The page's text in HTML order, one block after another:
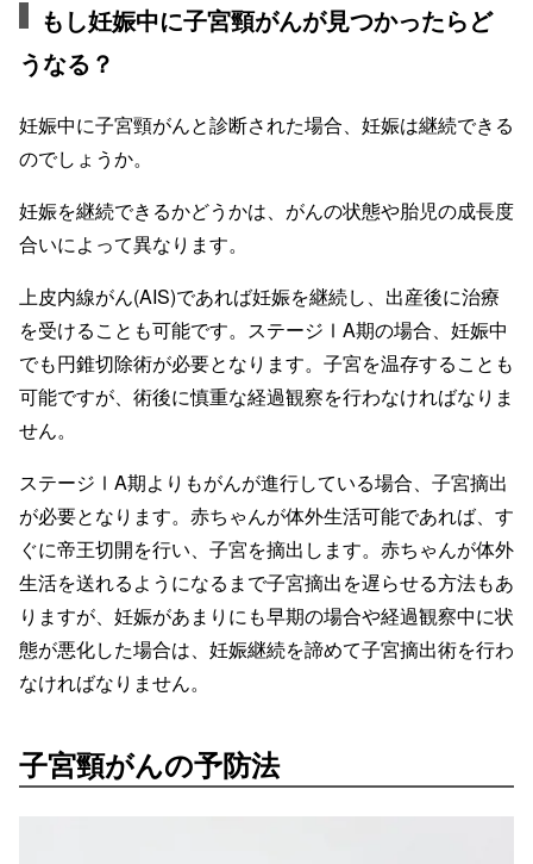
もし妊娠中に子宮頸がんが見つかったらど
うなる？
妊娠中に子宮頸がんと診断された場合、妊娠は継続できる
のでしょうか。
妊娠を継続できるかどうかは、がんの状態や胎児の成長度
合いによって異なります。
上皮内線がん(AIS)であれば妊娠を継続し、出産後に治療
を受けることも可能です。ステージⅠA期の場合、妊娠中
でも円錐切除術が必要となります。子宮を温存することも
可能ですが、術後に慎重な経過観察を行わなければなりま
せん。
ステージⅠA期よりもがんが進行している場合、子宮摘出
が必要となります。赤ちゃんが体外生活可能であれば、す
ぐに帝王切開を行い、子宮を摘出します。赤ちゃんが体外
生活を送れるようになるまで子宮摘出を遅らせる方法もあ
りますが、妊娠があまりにも早期の場合や経過観察中に状
態が悪化した場合は、妊娠継続を諦めて子宮摘出術を行わ
なければなりません。
子宮頸がんの予防法